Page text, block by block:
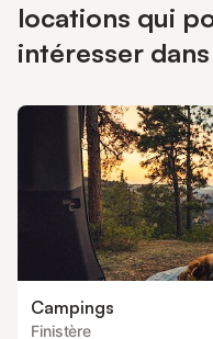
locations qui
intéresser
Campings
Finistère